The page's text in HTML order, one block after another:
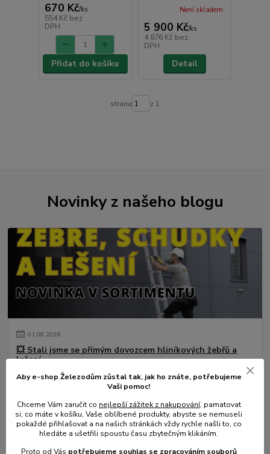
670 Kč/ks
554 Kč bez
DPH
Přidat do košíku
5 900 Kč/ks
4 876 Kč bez
DPH
Není skladem
Detail
strana z 1
Novinky z našeho blogu
01.08.2026
💥 Stali jsme se přímým dovozcem hliníkových žebřů a
lešení.
číst celé
Aby e-shop Železodům zůstal tak, jak ho znáte, potřebujeme
Vaši pomoc!
Chceme Vám zaručit co nejlepší zážitek z nakupování, pamatovat
si, co máte v košíku, Vaše oblíbené produkty, abyste se nemuseli
pokaždé přihlašovat a na našich stránkách vždy rychle našli to, co
hledáte a ušetřili spoustu času zbytečným klikáním.
Proto od Vás potřebujeme souhlas se zpracováním souborů